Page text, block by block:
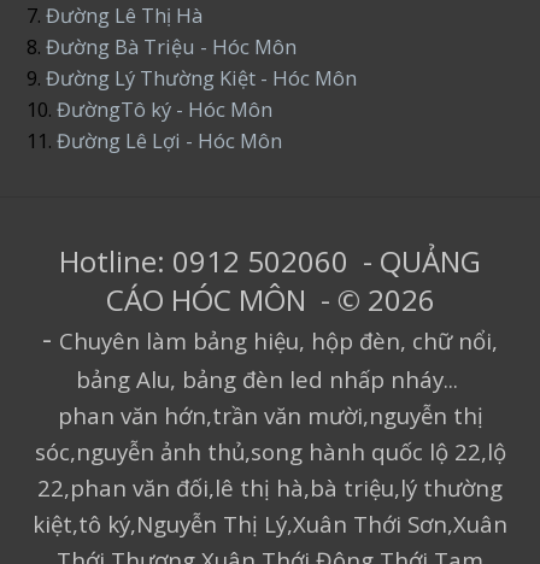
7. Đường Lê Thị Hà
8.Đường Bà Triệu - Hóc Môn
9.Đường Lý Thường Kiệt - Hóc Môn
10.ĐườngTô ký - Hóc Môn
11.Đường Lê Lợi - Hóc Môn
Hotline: 0912 502060 - QUẢNG
CÁO HÓC MÔN - © 2026
- Chuyên làm bảng hiệu, hộp đèn, chữ nổi,
bảng Alu, bảng đèn led nhấp nháy...
phan văn hớn,trần văn mười,nguyễn thị
sóc,nguyễn ảnh thủ,song hành quốc lộ 22,lộ
22,phan văn đối,lê thị hà,bà triệu,lý thường
kiệt,tô ký,Nguyễn Thị Lý,Xuân Thới Sơn,Xuân